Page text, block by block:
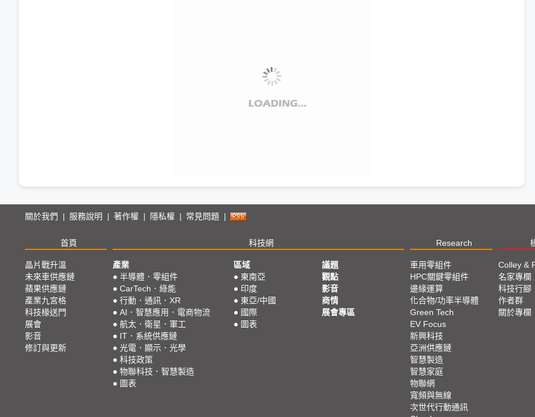
關於我們 服務說明 著作權 隱私權 常見問題
首頁 科技網 Research
晶片戰升溫
未來車供應鏈
蘋果供應鏈
產業九宮格
科技椽送門
展會
影音
修訂與更新
產業
● 半導體．零組件
● CarTech．綠能
● 行動．通訊．XR
● AI．智慧應用．電商物流
● 航太．衛星．軍工
● IT．系統供應鏈
● 光電．顯示．光學
● 科技政策
● 物聯科技．智慧製造
● 圖表
區域
● 東南亞
● 印度
● 東亞/中國
● 國際
● 圖表
議題
觀點
影音
商情
展會專區
車用零組件
HPC關鍵零組件
邊緣運算
化合物/功率半導體
Green Tech
EV Focus
新興科技
亞洲供應鏈
智慧製造
智慧家庭
物聯網
寬頻與無線
次世代行動通訊
Colley &
名家專欄
科技行腳
作者群
關於專欄